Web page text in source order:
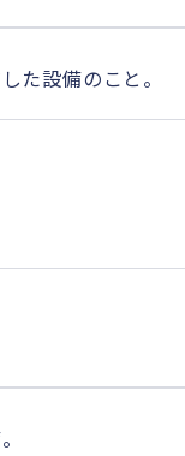
た設備のこと。